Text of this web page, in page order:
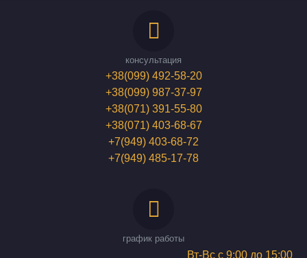
консультация
+38(099) 492-58-20
+38(099) 987-37-97
+38(071) 391-55-80
+38(071) 403-68-67
+7(949) 403-68-72
+7(949) 485-17-78
график работы
Вт-Вс с 9:00 до 15:00